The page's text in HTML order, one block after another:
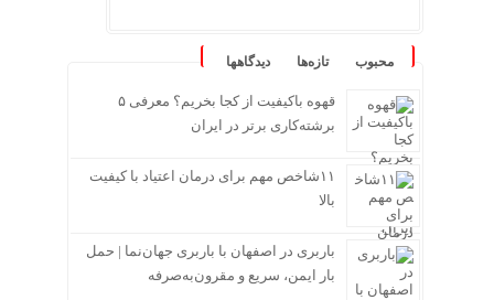
محبوب تازه‌ها دیدگاهها
قهوه باکیفیت از کجا بخریم؟ معرفی ۵
برشته‌کاری برتر در ایران
۱۱شاخص مهم برای درمان اعتیاد با کیفیت
بالا
باربری در اصفهان با باربری جهان‌نما | حمل
بار ایمن، سریع و مقرون‌به‌صرفه